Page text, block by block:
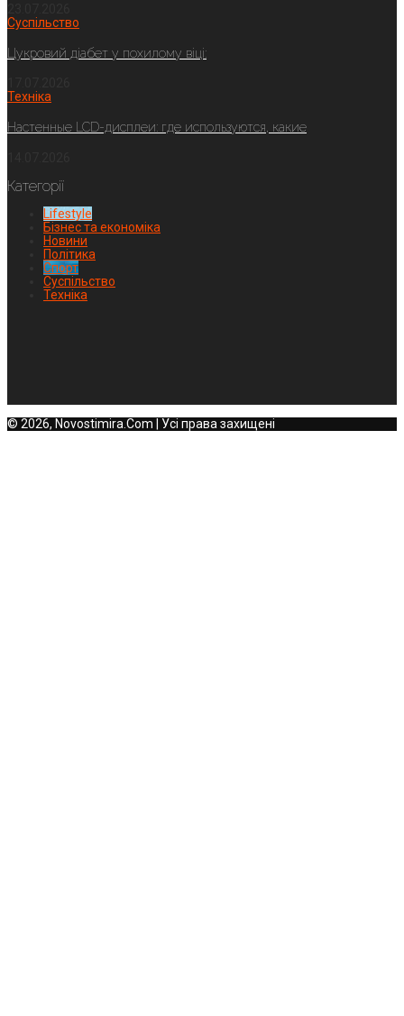
Суспільство
Цукровий діабет у похилому віці:
Техніка
Настенные LCD-дисплеи: где используются, какие
Категорії
Lifestyle
Бізнес та економіка
Новини
Політика
Спорт
Суспільство
Техніка
© 2026, Novostimira.Com | Усі права захищені